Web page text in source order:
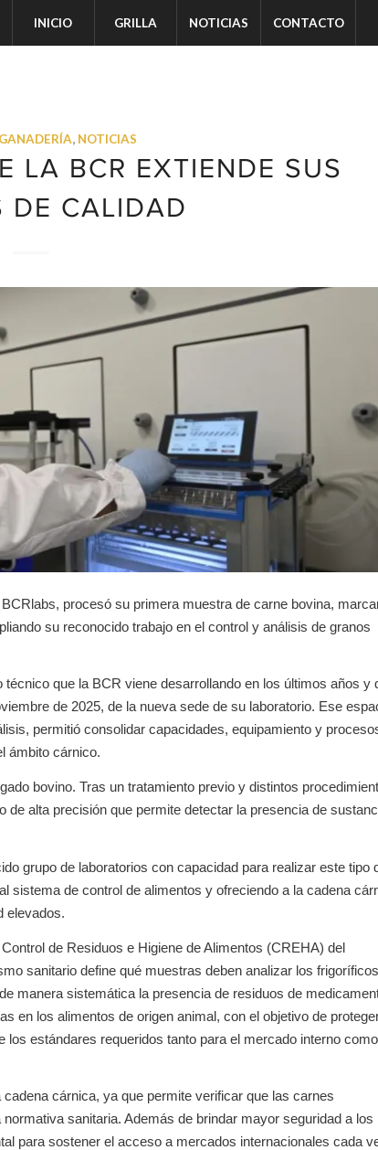
INICIO GRILLA NOTICIAS CONTACTO
GANADERÍA, NOTICIAS
LA BCR EXTIENDE SUS
DE CALIDAD
procesó su primera muestra de carne bovina,
su reconocido trabajo en el control y análisis de granos
que la BCR viene desarrollando en los últimos años y
de 2025, de la nueva sede de su laboratorio. Ese
permitió consolidar capacidades, equipamiento y
ámbito cárnico.
bovino. Tras un tratamiento previo y distintos
alta precisión que permite detectar la presencia de
grupo de laboratorios con capacidad para realizar este tipo
sistema de control de alimentos y ofreciendo a la cadena
elevados.
de Residuos e Higiene de Alimentos (CREHA) del
sanitario define qué muestras deben analizar los
manera sistemática la presencia de residuos de
en los alimentos de origen animal, con el objetivo de
estándares requeridos tanto para el mercado interno como
cárnica, ya que permite verificar que las carnes
sanitaria. Además de brindar mayor seguridad a los
para sostener el acceso a mercados internacionales cada